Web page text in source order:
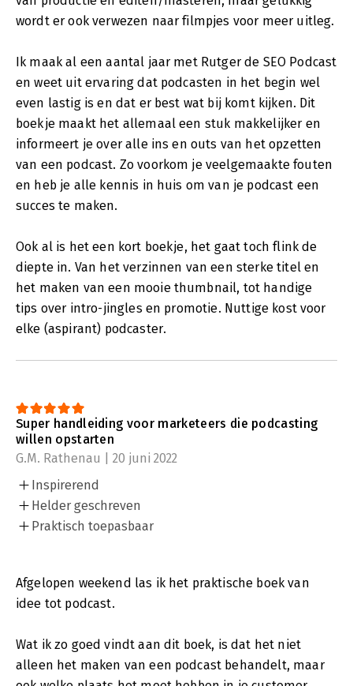
wordt er ook verwezen naar filmpjes voor meer uitleg.
Ik maak al een aantal jaar met Rutger de SEO Podcast
en weet uit ervaring dat podcasten in het begin wel
even lastig is en dat er best wat bij komt kijken. Dit
boekje maakt het allemaal een stuk makkelijker en
informeert je over alle ins en outs van het opzetten
van een podcast. Zo voorkom je veelgemaakte fouten
en heb je alle kennis in huis om van je podcast een
succes te maken.
Ook al is het een kort boekje, het gaat toch flink de
diepte in. Van het verzinnen van een sterke titel en
het maken van een mooie thumbnail, tot handige
tips over intro-jingles en promotie. Nuttige kost voor
elke (aspirant) podcaster.
Super handleiding voor marketeers die podcasting
willen opstarten
G.M. Rathenau | 20 juni 2022
Inspirerend
Helder geschreven
Praktisch toepasbaar
Afgelopen weekend las ik het praktische boek van
idee tot podcast.
Wat ik zo goed vindt aan dit boek, is dat het niet
alleen het maken van een podcast behandelt, maar